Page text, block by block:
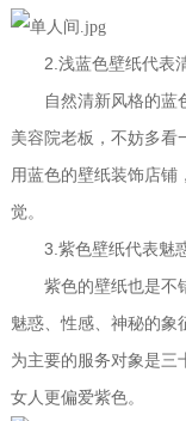
2. 浅蓝色壁纸代表
自然清新风格的蓝色
美容院老板，不妨多看
用蓝色的壁纸装饰店铺
觉。
3. 紫色壁纸代表魅
紫色的壁纸也是不错
魅惑、性感、神秘的象
为主要的服务对象是三
女人更偏爱紫色。